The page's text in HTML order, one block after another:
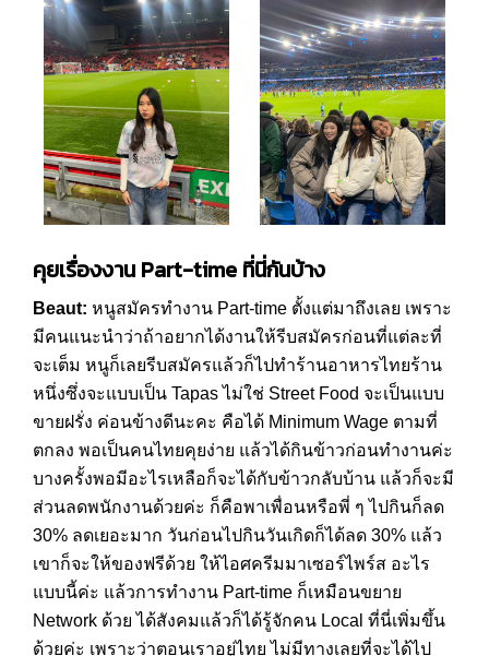
คุยเรื่องงาน Part-time ที่นี่กันบ้าง
Beaut: หนูสมัครทำงาน Part-time ตั้งแต่มาถึงเลย เพราะ
มีคนแนะนำว่าถ้าอยากได้งานให้รีบสมัครก่อนที่แต่ละที่
จะเต็ม หนูก็เลยรีบสมัครแล้วก็ไปทำร้านอาหารไทยร้าน
หนึ่งซึ่งจะแบบเป็น Tapas ไม่ใช่ Street Food จะเป็นแบบ
ขายฝรั่ง ค่อนข้างดีนะคะ คือได้ Minimum Wage ตามที่
ตกลง พอเป็นคนไทยคุยง่าย แล้วได้กินข้าวก่อนทำงานค่ะ
บางครั้งพอมีอะไรเหลือก็จะได้กับข้าวกลับบ้าน แล้วก็จะมี
ส่วนลดพนักงานด้วยค่ะ ก็คือพาเพื่อนหรือพี่ ๆ ไปกินก็ลด
30% ลดเยอะมาก วันก่อนไปกินวันเกิดก็ได้ลด 30% แล้ว
เขาก็จะให้ของฟรีด้วย ให้ไอศครีมมาเซอร์ไพร์ส อะไร
แบบนี้ค่ะ แล้วการทำงาน Part-time ก็เหมือนขยาย
Network ด้วย ได้สังคมแล้วก็ได้รู้จักคน Local ที่นี่เพิ่มขึ้น
ด้วยค่ะ เพราะว่าตอนเราอยู่ไทย ไม่มีทางเลยที่จะได้ไป